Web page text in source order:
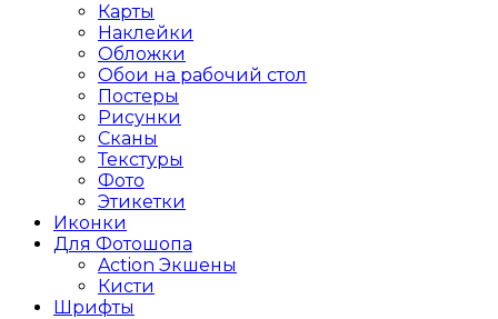
Карты
Наклейки
Обложки
Обои на рабочий стол
Постеры
Рисунки
Сканы
Текстуры
Фото
Этикетки
Иконки
Для Фотошопа
Action Экшены
Кисти
Шрифты